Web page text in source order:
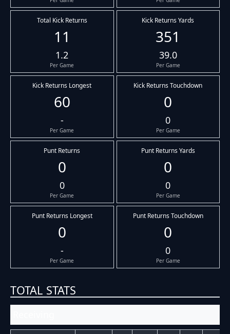
Total Kick Returns
11
1.2
Per Game
Kick Returns Yards
351
39.0
Per Game
Kick Returns Longest
60
-
Per Game
Kick Returns Touchdown
0
0
Per Game
Punt Returns
0
0
Per Game
Punt Returns Yards
0
0
Per Game
Punt Returns Longest
0
-
Per Game
Punt Returns Touchdown
0
0
Per Game
TOTAL STATS